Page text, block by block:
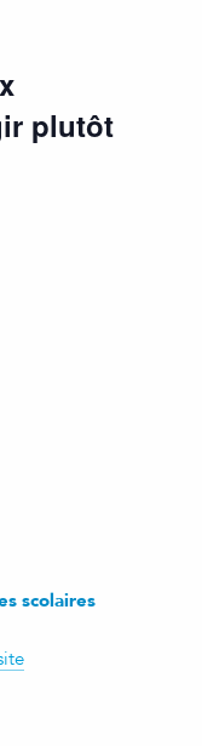
plutôt
scolaires